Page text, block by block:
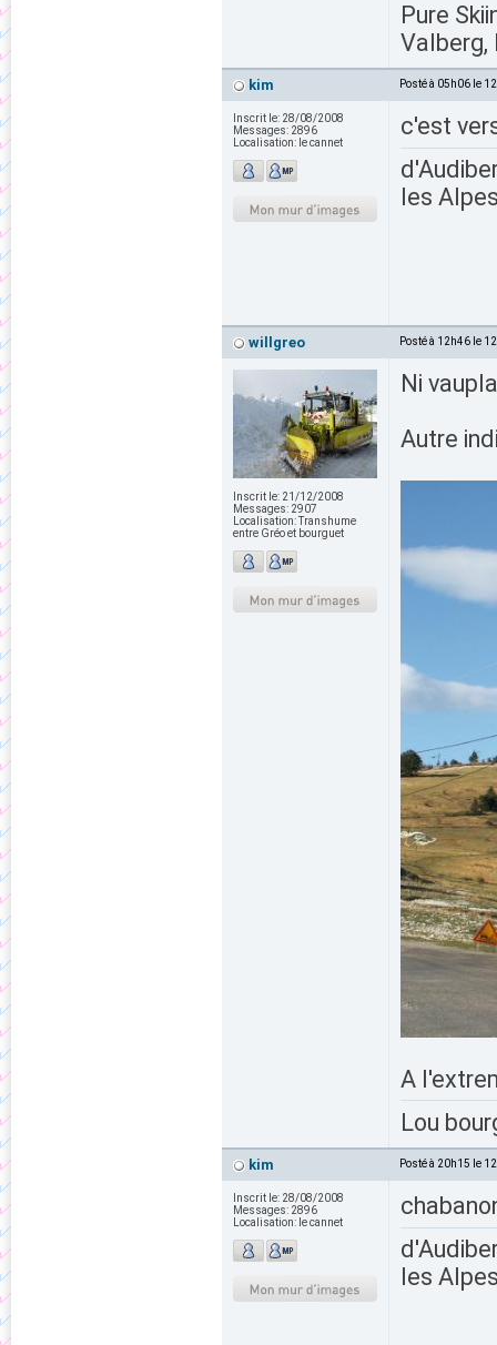
Pure
Valberg,
kim Posté à 05h06 le
Inscrit le: 28/08/2008
Messages: 2896
Localisation: le cannet
c'est
les
willgreo Posté à 12h46 le
Inscrit le: 21/12/2008
Messages: 2907
Localisation:Transhume
entre Gréo et bourguet
Ni
Autre
A
Lou
kim Posté à 20h15 le
Inscrit le: 28/08/2008
Messages: 2896
Localisation: le cannet
les